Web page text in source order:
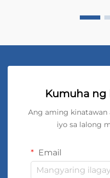
Kumuha ng
Ang aming kinatawan
iyo sa lalong
Email